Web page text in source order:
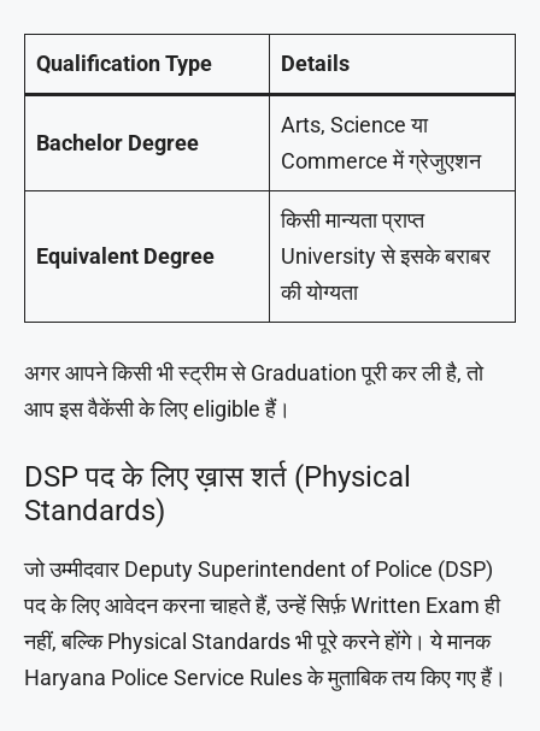
Qualification Type Details
Bachelor Degree
Arts, Science या
Commerce में ग्रेजुएशन
Equivalent Degree
किसी मान्यता प्राप्त
University से इसके बराबर
की योग्यता
अगर आपने किसी भी स्ट्रीम से Graduation पूरी कर ली है, तो
आप इस वैकेंसी के लिए eligible हैं।
DSP पद के लिए ख़ास शर्त (Physical
Standards)
जो उम्मीदवार Deputy Superintendent of Police (DSP)
पद के लिए आवेदन करना चाहते हैं, उन्हें सिर्फ़ Written Exam ही
नहीं, बल्कि Physical Standards भी पूरे करने होंगे। ये मानक
Haryana Police Service Rules के मुताबिक तय किए गए हैं।